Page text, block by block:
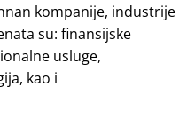
kompanije, industrije
su: finansijske
usluge,
kao i